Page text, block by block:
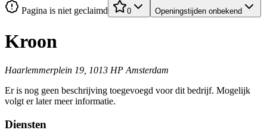
Pagina is niet geclaimd 0 Openingstijden onbekend
Kroon
Haarlemmerplein 19, 1013 HP Amsterdam
Er is nog geen beschrijving toegevoegd voor dit bedrijf. Mogelijk
volgt er later meer informatie.
Diensten